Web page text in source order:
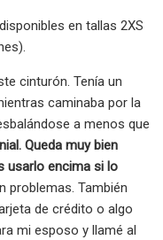
en tallas 2XS
cinturón. Tenía un
caminaba por la
a menos que
Queda muy bien
usarlo encima si lo
problemas. También
de crédito o algo
mi esposo y llamé al